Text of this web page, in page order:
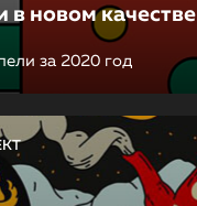
новом качестве
за 2020 год